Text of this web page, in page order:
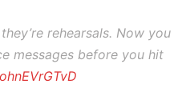
rehearsals. Now you
messages before you hit